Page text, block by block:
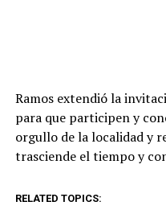
Ramos extendió la
para que participen y
orgullo de la localidad y
trasciende el tiempo y
RELATED TOPICS: